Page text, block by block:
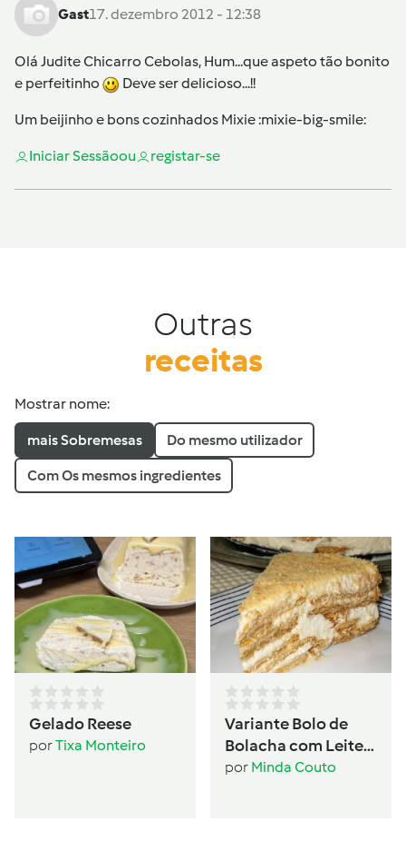
Gast17. dezembro 2012 - 12:38
Olá Judite Chicarro Cebolas, Hum...que aspeto tão bonito
e perfeitinho
Deve ser delicioso...!!
Um beijinho e bons cozinhados Mixie :mixie-big-smile:
Iniciar Sessãoou registar-se
Outras
receitas
Mostrar nome:
mais Sobremesas Do mesmo utilizador
Com Os mesmos ingredientes
Gelado Reese
porTixa Monteiro
Variante Bolo de
Bolacha com Leite
Condensado
por Minda Couto